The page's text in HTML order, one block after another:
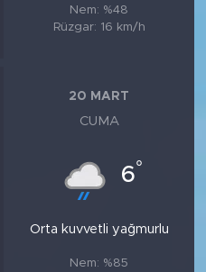
Nem: %48
Rüzgar: 16 km/h
20 MART
CUMA
6°
Orta kuvvetli yağmurlu
Nem: %85